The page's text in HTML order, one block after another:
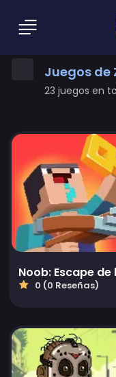
Juegos de
23 juegos en
0 (0 Reseñas)